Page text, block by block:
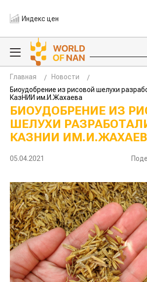
Индекс цен
Главная
Новости
Биоудобрение из рисовой шелухи
КазНИИ им.И.Жахаева
БИОУДОБРЕНИЕ ИЗ
ШЕЛУХИ
КАЗНИИ
05.04.2021